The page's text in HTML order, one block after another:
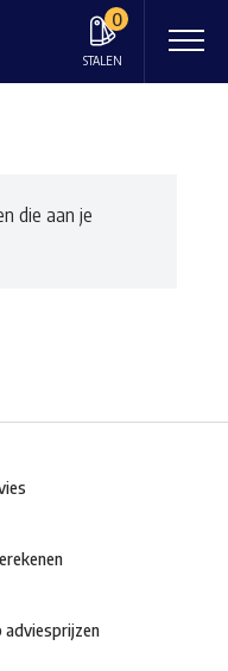
0
STALEN
die aan je
adviesprijzen